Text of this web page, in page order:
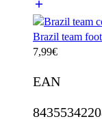
Brazil team
7,99€
EAN